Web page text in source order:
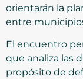
orientarán la
entre
El encuentro
que analiza las
propósito de